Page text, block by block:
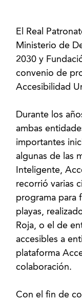
El Real
Ministerio de
2030 y
convenio de
Accesibilidad
Durante los
ambas
importantes
algunas de las
Inteligente,
recorrió varias
programa para
playas,
Roja, o el de
accesibles a
plataforma
colaboración.
Con el fin de